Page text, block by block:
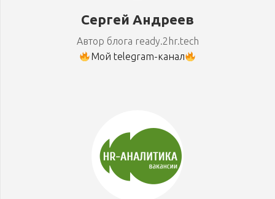
Сергей Андреев
Автор блога ready.2hr.tech
Мой telegram-канал